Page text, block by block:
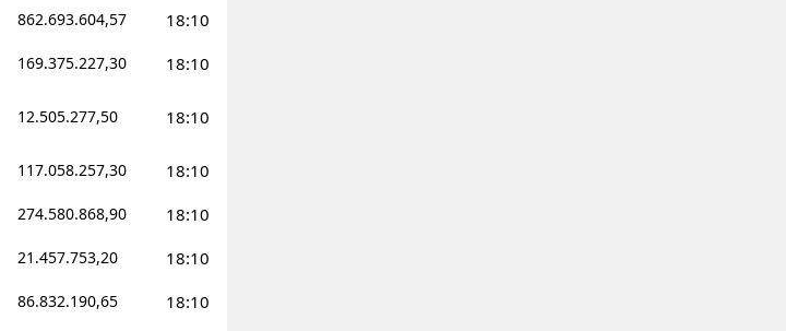
Tunceli
Şanlıurfa
Uşak
Van
Yozgat
Zonguldak
Aksaray
862.693.604,57 18:10
169.375.227,30 18:10
12.505.277,50 18:10
117.058.257,30 18:10
274.580.868,90 18:10
21.457.753,20 18:10
86.832.190,65 18:10